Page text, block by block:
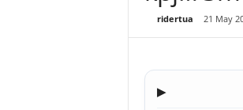
ridertua 21 May
▶